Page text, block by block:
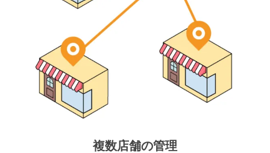
複数店舗の管理